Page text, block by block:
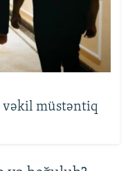
vəkil müstəntiq